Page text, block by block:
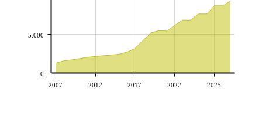
2007 2012 2017 2022 2025
0
5.000